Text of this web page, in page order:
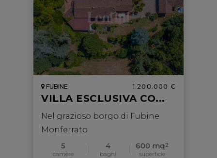
FUBINE 1.200.000 €
VILLA ESCLUSIVA CO...
Nel grazioso borgo di Fubine
Monferrato
5
camere
4
bagni
600 mq 2
superficie